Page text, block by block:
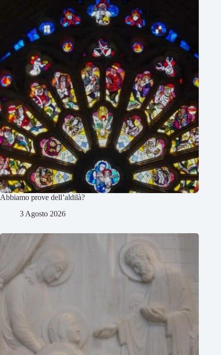
Abbiamo prove dell’aldilà?
3 Agosto 2026